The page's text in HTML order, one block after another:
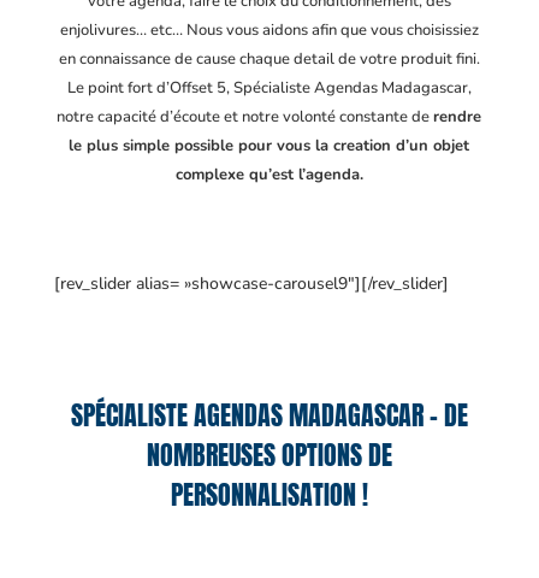
enjolivures… etc… Nous vous aidons afin que vous choisissiez
en connaissance de cause chaque detail de votre produit fini.
Le point fort d’Offset 5, Spécialiste Agendas Madagascar,
notre capacité d’écoute et notre volonté constante derendre
le plus simple possible pour vous la creation d’un objet
complexe qu’est l’agenda.
[rev_slider alias= »showcase-carousel9″][/rev_slider]
SPÉCIALISTE AGENDAS MADAGASCAR – DE
NOMBREUSES OPTIONS DE
PERSONNALISATION !